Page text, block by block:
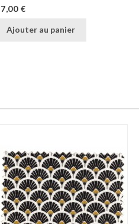
€
Ajouter au panier